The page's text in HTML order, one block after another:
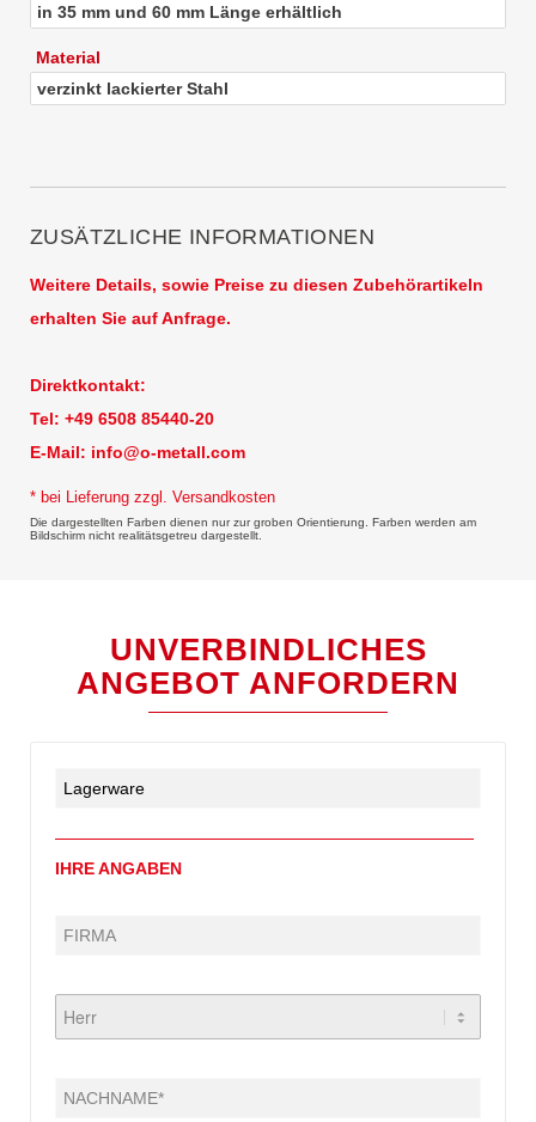
in 35 mm und 60 mm Länge erhältlich
Material
verzinkt lackierter Stahl
ZUSÄTZLICHE INFORMATIONEN
Weitere Details, sowie Preise zu diesen Zubehörartikeln
erhalten Sie auf Anfrage.
Direktkontakt:
Tel: +49 6508 85440-20
E-Mail: info@o-metall.com
* bei Lieferung zzgl. Versandkosten
Die dargestellten Farben dienen nur zur groben Orientierung. Farben werden am
Bildschirm nicht realitätsgetreu dargestellt.
UNVERBINDLICHES
ANGEBOT ANFORDERN
IHRE ANGABEN